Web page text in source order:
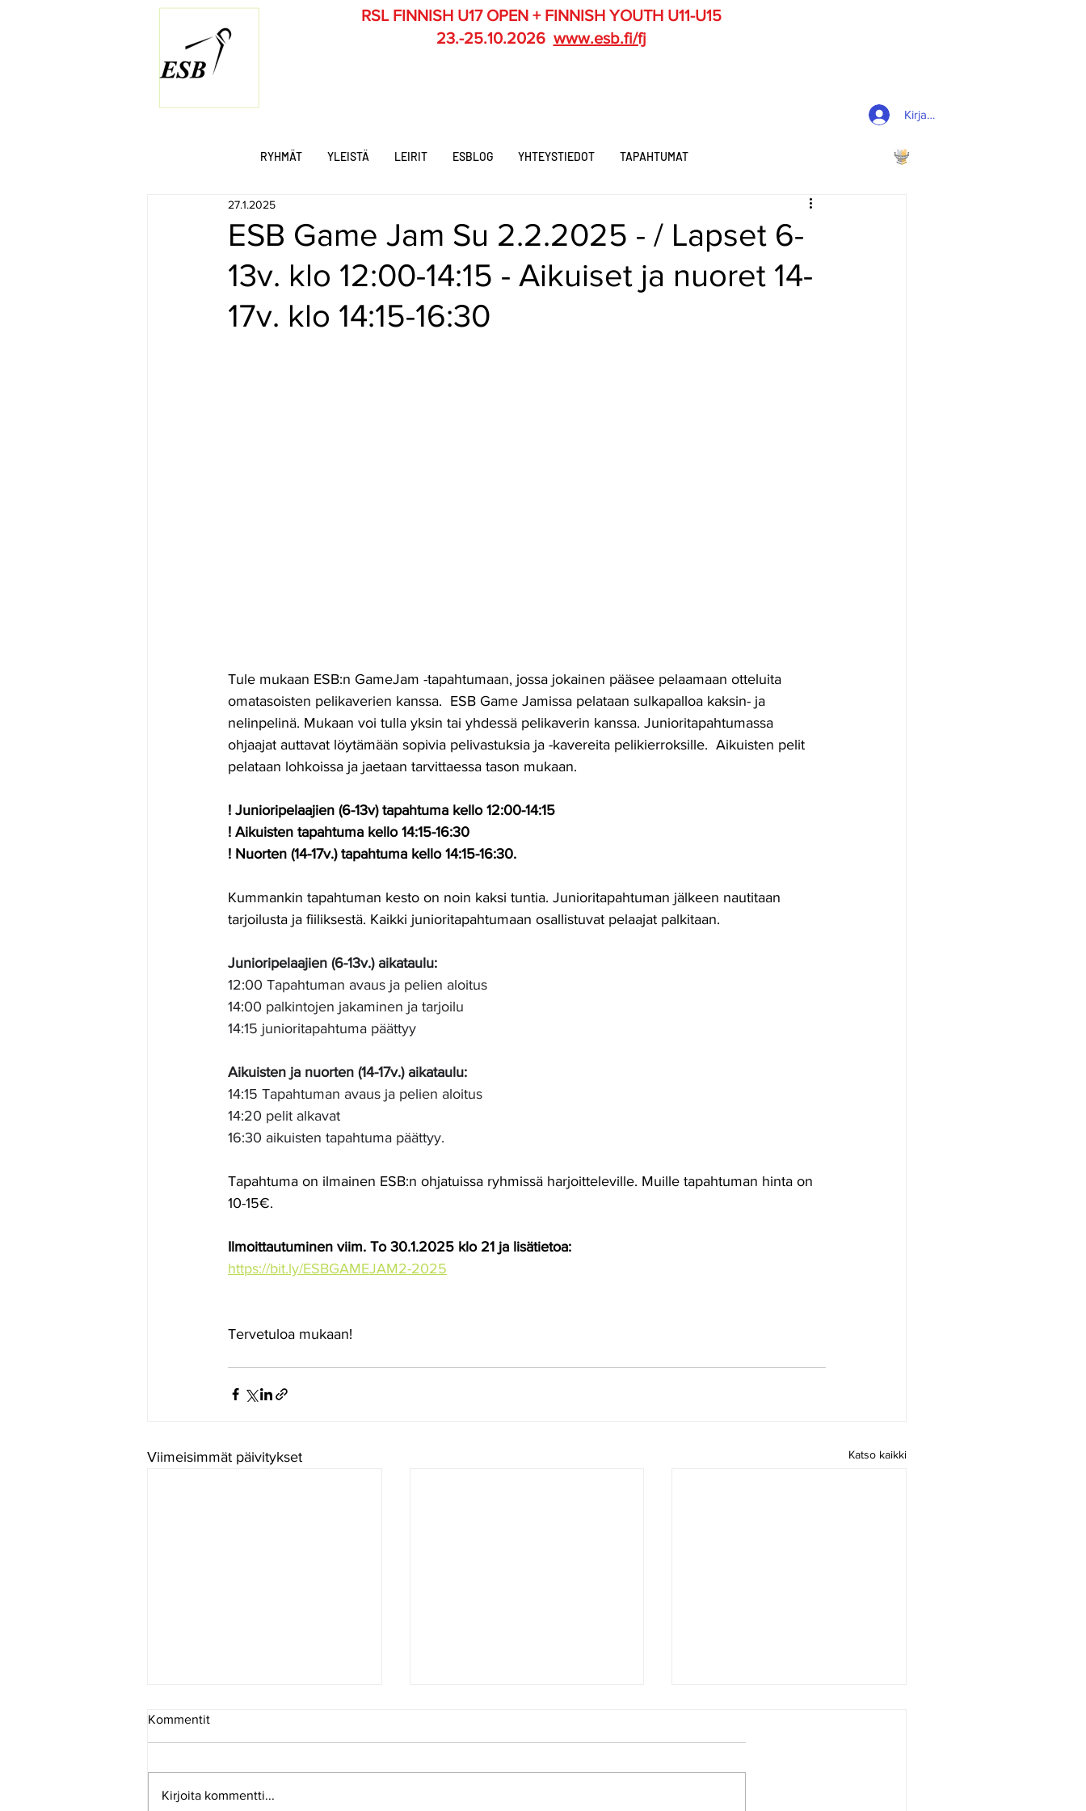
RSL FINNISH U17 OPEN + FINNISH YOUTH U11-U15
23.-25.10.2026 www.esb.fi/fj
Kirjaudu
RYHMÄT YLEISTÄ LEIRIT ESBLOG YHTEYSTIEDOT TAPAHTUMAT
ESB Game Jam Su 2.2.2025 - / Lapset 6-
13v. klo 12:00-14:15 - Aikuiset ja nuoret 14-
17v. klo 14:15-16:30
27.1.2025
Tule mukaan ESB:n GameJam -tapahtumaan, jossa jokainen pääsee pelaamaan otteluita
omatasoisten pelikaverien kanssa.  ESB Game Jamissa pelataan sulkapalloa kaksin- ja
nelinpelinä. Mukaan voi tulla yksin tai yhdessä pelikaverin kanssa. Junioritapahtumassa
ohjaajat auttavat löytämään sopivia pelivastuksia ja -kavereita pelikierroksille.  Aikuisten pelit
pelataan lohkoissa ja jaetaan tarvittaessa tason mukaan.
! Junioripelaajien (6-13v) tapahtuma kello 12:00-14:15
! Aikuisten tapahtuma kello 14:15-16:30
! Nuorten (14-17v.) tapahtuma kello 14:15-16:30.
Kummankin tapahtuman kesto on noin kaksi tuntia. Junioritapahtuman jälkeen nautitaan
tarjoilusta ja fiiliksestä. Kaikki junioritapahtumaan osallistuvat pelaajat palkitaan.
Junioripelaajien (6-13v.) aikataulu:
12:00 Tapahtuman avaus ja pelien aloitus
14:00 palkintojen jakaminen ja tarjoilu
14:15 junioritapahtuma päättyy
Aikuisten ja nuorten (14-17v.) aikataulu:
14:15 Tapahtuman avaus ja pelien aloitus
14:20 pelit alkavat
16:30 aikuisten tapahtuma päättyy.
Tapahtuma on ilmainen ESB:n ohjatuissa ryhmissä harjoitteleville. Muille tapahtuman hinta on
10-15€.
Ilmoittautuminen viim. To 30.1.2025 klo 21 ja lisätietoa:
https://bit.ly/ESBGAMEJAM2-2025
Tervetuloa mukaan!
Viimeisimmät päivitykset Katso kaikki
ESB INFO 8-2026
Kommentit
Kirjoita kommentti...